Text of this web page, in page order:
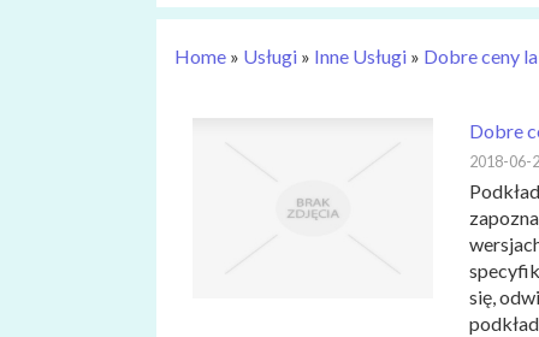
Home » Usługi » Inne Usługi » Dobre ceny
Dobre
2018-06-
się,